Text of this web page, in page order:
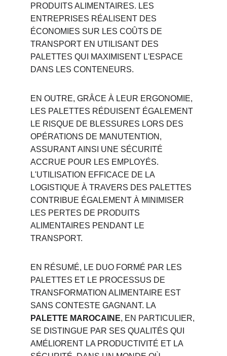
PRODUITS ALIMENTAIRES. LES
ENTREPRISES RÉALISENT DES
ÉCONOMIES SUR LES COÛTS DE
TRANSPORT EN UTILISANT DES
PALETTES QUI MAXIMISENT L'ESPACE
DANS LES CONTENEURS.
EN OUTRE, GRÂCE À LEUR ERGONOMIE,
LES PALETTES RÉDUISENT ÉGALEMENT
LE RISQUE DE BLESSURES LORS DES
OPÉRATIONS DE MANUTENTION,
ASSURANT AINSI UNE SÉCURITÉ
ACCRUE POUR LES EMPLOYÉS.
L'UTILISATION EFFICACE DE LA
LOGISTIQUE À TRAVERS DES PALETTES
CONTRIBUE ÉGALEMENT À MINIMISER
LES PERTES DE PRODUITS
ALIMENTAIRES PENDANT LE
TRANSPORT.
EN RÉSUMÉ, LE DUO FORMÉ PAR LES
PALETTES ET LE PROCESSUS DE
TRANSFORMATION ALIMENTAIRE EST
SANS CONTESTE GAGNANT. LA
PALETTE MAROCAINE, EN PARTICULIER,
SE DISTINGUE PAR SES QUALITÉS QUI
AMÉLIORENT LA PRODUCTIVITÉ ET LA